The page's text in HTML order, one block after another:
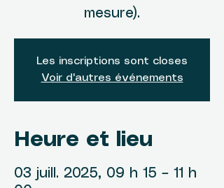
mesure).
Les inscriptions sont closes
Voir d'autres événements
Heure et lieu
03 juill. 2025, 09 h 15 – 11 h